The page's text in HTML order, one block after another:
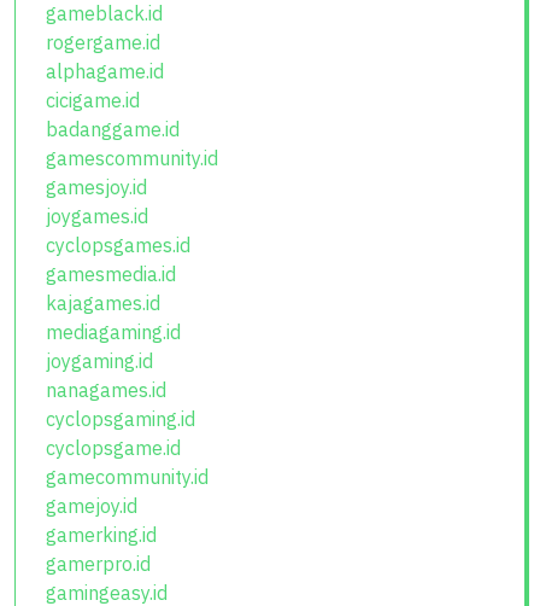
gameblack.id
rogergame.id
alphagame.id
cicigame.id
badanggame.id
gamescommunity.id
gamesjoy.id
joygames.id
cyclopsgames.id
gamesmedia.id
kajagames.id
mediagaming.id
joygaming.id
nanagames.id
cyclopsgaming.id
cyclopsgame.id
gamecommunity.id
gamejoy.id
gamerking.id
gamerpro.id
gamingeasy.id